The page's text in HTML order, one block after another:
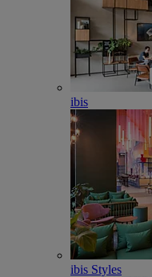
ibis
ibis Styles